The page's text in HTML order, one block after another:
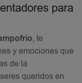
para
, te
y emociones que
de la
queridos en